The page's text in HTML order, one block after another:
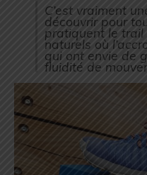
C’est vraiment
découvrir pour
pratiquent le
naturels où
qui ont envie de
fluidité de